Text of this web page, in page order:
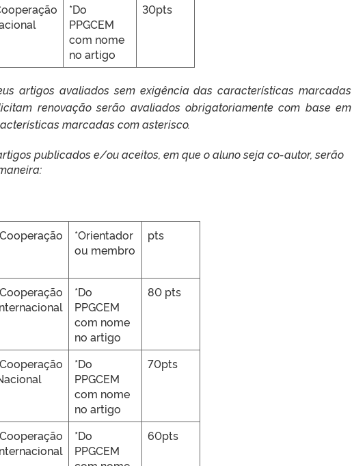
*Do
PPGCEM
com nome
no artigo
30pts
artigos avaliados sem exigência das características marcadas
renovação serão avaliados obrigatoriamente com base em
marcadas com asterisco.
publicados e/ou aceitos, em que o aluno seja co-autor, serão
*Orientador
ou membro
pts
*Do
PPGCEM
com nome
no artigo
80 pts
*Do
PPGCEM
com nome
no artigo
70pts
*Do
PPGCEM
60pts